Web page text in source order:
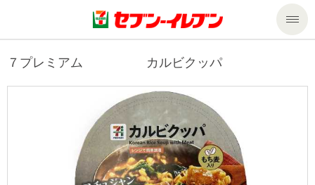
商品のご案内
セール・キャンペーン
サービストップ
７プレミアム カルビクッパ